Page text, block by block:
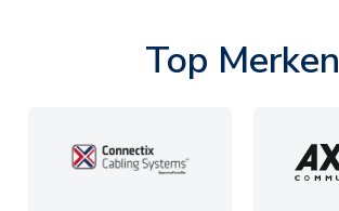
Top Merken